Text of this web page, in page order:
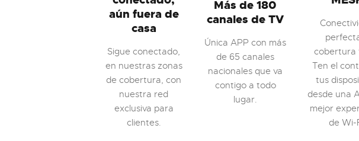
aún fuera de
casa
Sigue conectado,
en nuestras zonas
de cobertura, con
nuestra red
exclusiva para
clientes.
Más de 180
canales de TV
Única APP con más
de 65 canales
nacionales que va
contigo a todo
lugar.
cobertura
Ten el
tus
desde una
mejor
de Wi-